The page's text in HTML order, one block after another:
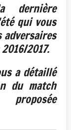
dernière
qui vous
2017.
a détaillé
du match